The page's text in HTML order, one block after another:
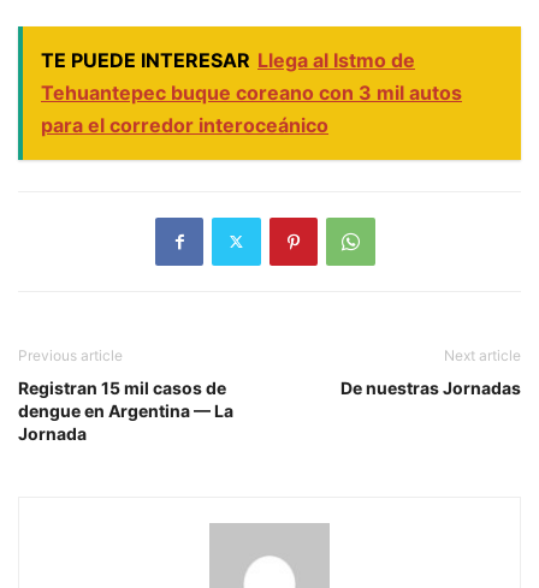
TE PUEDE INTERESAR Llega al Istmo de
Tehuantepec buque coreano con 3 mil autos
para el corredor interoceánico
Previous article
Registran 15 mil casos de
dengue en Argentina — La
Jornada
Next article
De nuestras Jornadas